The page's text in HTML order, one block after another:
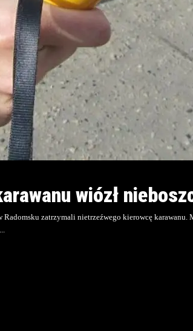
wiózł
zatrzymali nietrzeźwego kierowcę